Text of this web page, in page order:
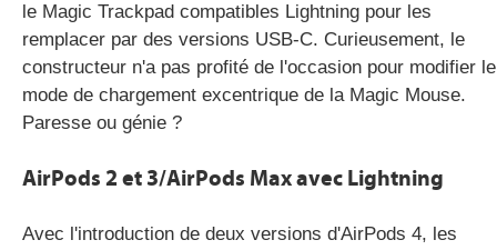
le Magic Trackpad compatibles Lightning pour les
remplacer par des versions USB-C. Curieusement, le
constructeur n'a pas profité de l'occasion pour modifier le
mode de chargement excentrique de la Magic Mouse.
Paresse ou génie ?
AirPods 2 et 3/AirPods Max avec Lightning
Avec l'introduction de deux versions d'AirPods 4, les